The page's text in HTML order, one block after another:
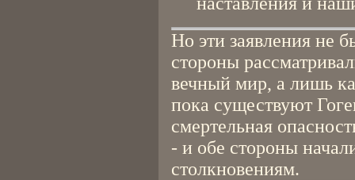
Но эти заявления не
стороны
вечный мир, а лишь
пока существуют
смертельная
- и обе стороны
столкновениям.